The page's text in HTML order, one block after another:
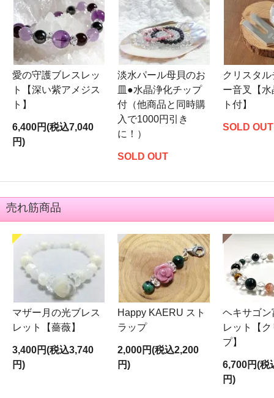
愛の守護ブレスレッ
ト【深い紫アメジス
ト】
6,400円(税込7,040
円)
淡水パール母貝のお
皿●水晶浄化チップ
付（他商品と同時購
入で1000円引き
に！）
SOLD OUT
クリスタ
ー音叉【
ト付】
SOLD OUT
売れ筋商品
マザー月の光ブレス
レット【薔薇】
3,400円(税込3,740
円)
Happy KAERU スト
ラップ
2,000円(税込2,200
円)
ヘキサゴン
レット【
プ】
6,700円(税
円)